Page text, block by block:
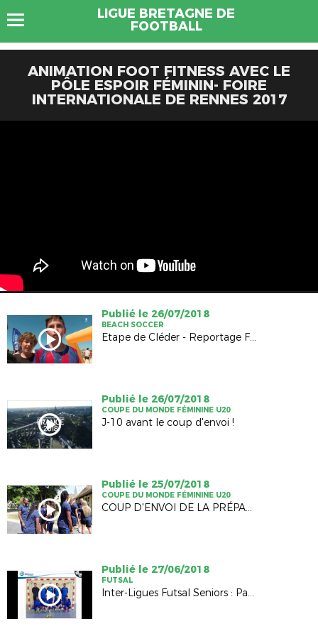
LIGUE BRETAGNE DE
FOOTBALL
ANIMATION FOOT FITNESS AVEC LE
PÔLE ESPOIR FÉMININ- FOIRE
INTERNATIONALE DE RENNES 2017
Publié le 26/07/2018
BEACH SOCCER
Etape de Cléder - Reportage France 3
Publié le 26/07/2018
COUPE DU MONDE FÉMININE U20
J-10 avant le coup d'envoi !
Publié le 25/07/2018
COUPE DU MONDE FÉMININE U20
COUP D'ENVOI DE LA PRÉPARATION AU MONDIAL
Publié le 27/06/2018
FUTSAL
Inter-Ligues Futsal Seniors : Pays de la Loire / Bretagne (2-4)